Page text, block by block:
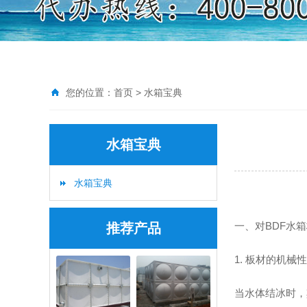
您的位置： 首页 > 水箱宝典
水箱宝典
水箱宝典
推荐产品 一、对BDF水
1. 板材的机械
当水体结冰时